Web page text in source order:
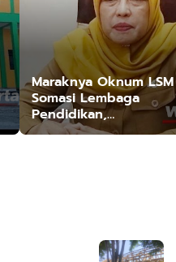
Maraknya Oknum LSM
Somasi Lembaga
Pendidikan,
Bakesbangpol: